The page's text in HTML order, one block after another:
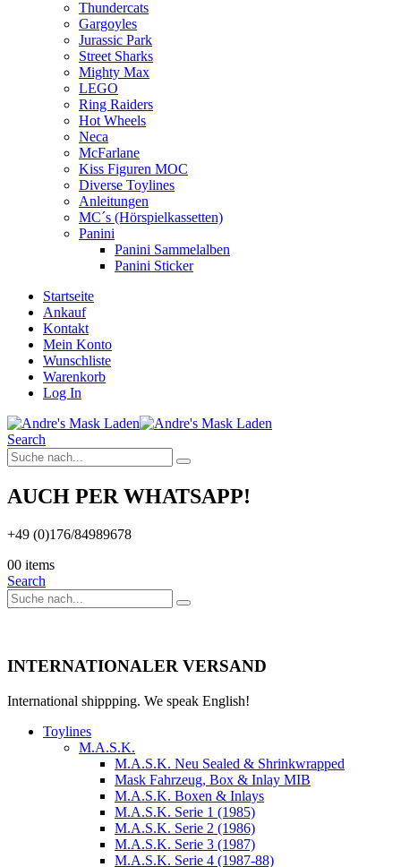
Thundercats
Gargoyles
Jurassic Park
Street Sharks
Mighty Max
LEGO
Ring Raiders
Hot Wheels
Neca
McFarlane
Kiss Figuren MOC
Diverse Toylines
Anleitungen
MC´s (Hörspielkassetten)
Panini
Panini Sammelalben
Panini Sticker
Startseite
Ankauf
Kontakt
Mein Konto
Wunschliste
Warenkorb
Log In
Search
AUCH PER WHATSAPP!
+49 (0)176/84989678
00 items
Search
INTERNATIONALER VERSAND
International shippping. We speak English!
Toylines
M.A.S.K.
M.A.S.K. Neu Sealed & Shrinkwrapped
Mask Fahrzeug, Box & Inlay MIB
M.A.S.K. Boxen & Inlays
M.A.S.K. Serie 1 (1985)
M.A.S.K. Serie 2 (1986)
M.A.S.K. Serie 3 (1987)
M.A.S.K. Serie 4 (1987-88)